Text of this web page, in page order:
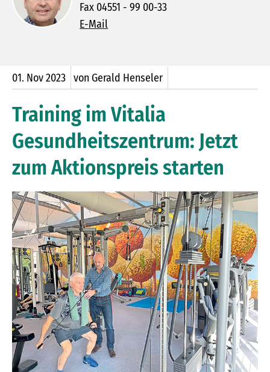
Fax 04551 - 99 00-33
E-Mail
01. Nov2023 von Gerald Henseler
Training im Vitalia
Gesundheitszentrum: Jetzt
zum Aktionspreis starten